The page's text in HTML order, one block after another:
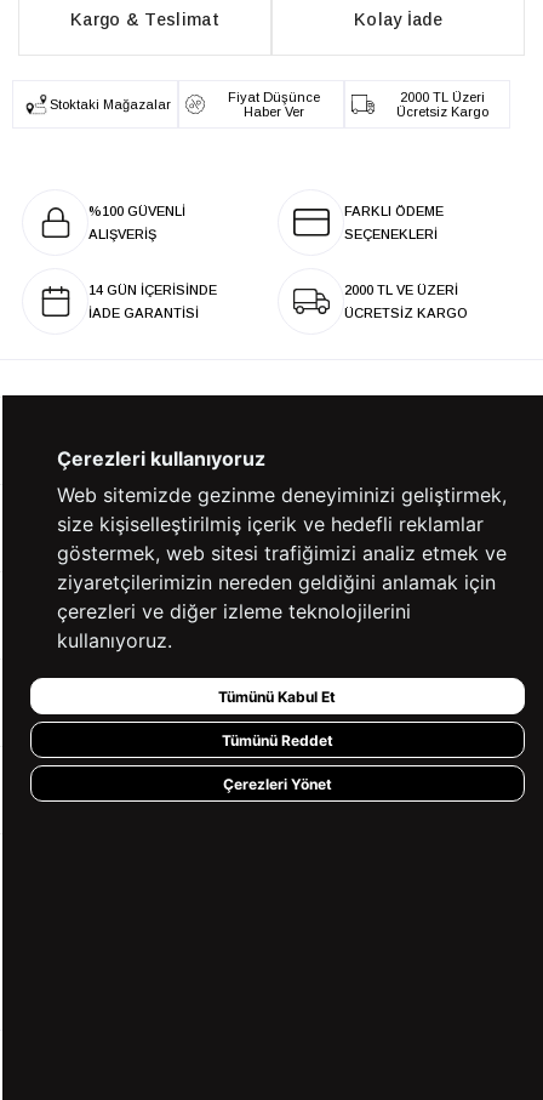
Kargo & Teslimat Kolay İade
Stoktaki Mağazalar
Fiyat Düşünce
Haber Ver
2000 TL Üzeri
Ücretsiz Kargo
%100 GÜVENLİ
ALIŞVERİŞ
FARKLI ÖDEME
SEÇENEKLERİ
14 GÜN İÇERİSİNDE
İADE GARANTİSİ
2000 TL VE ÜZERİ
ÜCRETSİZ KARGO
KATEGORİLER
YARDIM
BİZE ULAŞIN
HIZLI ERİŞİM
Çerezleri kullanıyoruz
Web sitemizde gezinme deneyiminizi geliştirmek,
size kişiselleştirilmiş içerik ve hedefli reklamlar
göstermek, web sitesi trafiğimizi analiz etmek ve
ziyaretçilerimizin nereden geldiğini anlamak için
çerezleri ve diğer izleme teknolojilerini
kullanıyoruz.
Tümünü Kabul Et
Tümünü Reddet
Çerezleri Yönet